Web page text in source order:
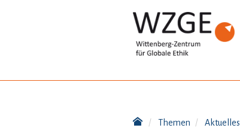
Themen Aktuelles